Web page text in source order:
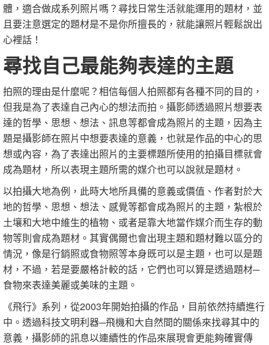
體，適合做成系列照片嗎？尋找日常生活就能運用的題材，並
且要注意選定的題材是不是你所擅長的，就能讓照片輕鬆說出
心裡話！
尋找自己最能夠表達的主題
拍照的理由是什麼呢？相信每個人拍照都有各種不同的目的，
但我是為了表達自己內心的想法而拍。攝影師透過照片想要表
達的哲學、思想、想法、訊息等都會成為照片的主題，因為主
題是攝影師在照片中想要表達的意義，也就是作品的中心的思
想或內容，為了表達出照片的主要標題所使用的拍攝目標就會
成為題材，所以表現主題所需的媒介也可以說就是題材。
以拍攝大地為例，此時大地所具備的意義或價值、作者對於大
地的哲學、思想、想法、感覺等都會成為照片的主題，紮根於
土壤和大地中維生的植物、或者是靠大地當作媒介而生存的動
物等則會成為題材。其實偶爾也會出現主題和題材難以區分的
情況，像是行銷照或食物照等本身既可以是主題，也可以是題
材，不過，若是要嚴格計較的話，它們也可以算是透過題材─
食物來表達美麗或美味的主題。
《飛行》系列，從2003年開始拍攝的作品，目前依然持續進行
中。透過科技文明利器─飛機和大自然間的關係來找尋其中的
意義，攝影師的訊息以連續性的作品來展現會更能夠確實傳